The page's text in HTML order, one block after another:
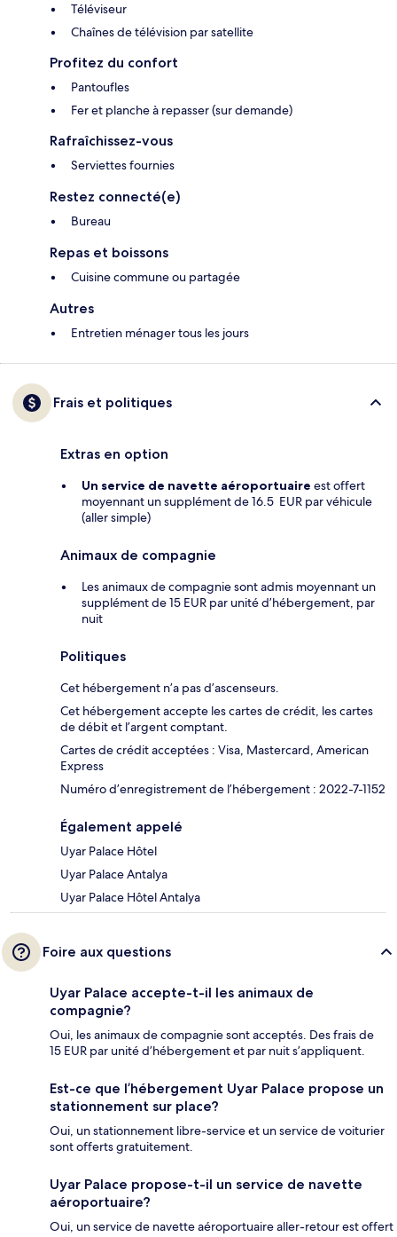
Téléviseur
Chaînes de télévision par satellite
Profitez du confort
Pantoufles
Fer et planche à repasser (sur demande)
Rafraîchissez-vous
Serviettes fournies
Restez connecté(e)
Bureau
Repas et boissons
Cuisine commune ou partagée
Autres
Entretien ménager tous les jours
Frais et politiques
Extras en option
Un service de navette aéroportuaire est offert
moyennant un supplément de 16.5 EUR par véhicule
(aller simple)
Animaux de compagnie
Les animaux de compagnie sont admis moyennant un
supplément de 15 EUR par unité d’hébergement, par
nuit
Politiques
Cet hébergement n’a pas d’ascenseurs.
Cet hébergement accepte les cartes de crédit, les cartes
de débit et l’argent comptant.
Cartes de crédit acceptées : Visa, Mastercard, American
Express
Numéro d’enregistrement de l’hébergement : 2022-7-1152
Également appelé
Uyar Palace Hôtel
Uyar Palace Antalya
Uyar Palace Hôtel Antalya
Foire aux questions
Uyar Palace accepte-t-il les animaux de
compagnie?
Oui, les animaux de compagnie sont acceptés. Des frais de
15 EUR par unité d’hébergement et par nuit s’appliquent.
Est-ce que l’hébergement Uyar Palace propose un
stationnement sur place?
Oui, un stationnement libre-service et un service de voiturier
sont offerts gratuitement.
Uyar Palace propose-t-il un service de navette
aéroportuaire?
Oui, un service de navette aéroportuaire aller-retour est offert